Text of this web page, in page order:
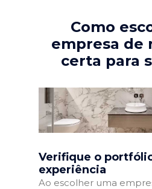
Como
empresa de
certa para
Verifique o
experiência
Ao escolher uma